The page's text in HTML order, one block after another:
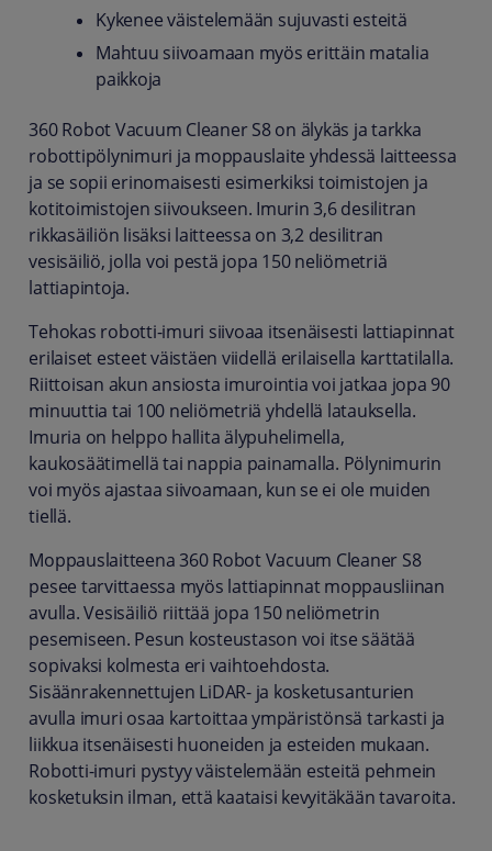
Kykenee väistelemään sujuvasti esteitä
Mahtuu siivoamaan myös erittäin matalia
paikkoja
360 Robot Vacuum Cleaner S8 on älykäs ja tarkka
robottipölynimuri ja moppauslaite yhdessä laitteessa
ja se sopii erinomaisesti esimerkiksi toimistojen ja
kotitoimistojen siivoukseen. Imurin 3,6 desilitran
rikkasäiliön lisäksi laitteessa on 3,2 desilitran
vesisäiliö, jolla voi pestä jopa 150 neliömetriä
lattiapintoja.
Tehokas robotti-imuri siivoaa itsenäisesti lattiapinnat
erilaiset esteet väistäen viidellä erilaisella karttatilalla.
Riittoisan akun ansiosta imurointia voi jatkaa jopa 90
minuuttia tai 100 neliömetriä yhdellä latauksella.
Imuria on helppo hallita älypuhelimella,
kaukosäätimellä tai nappia painamalla. Pölynimurin
voi myös ajastaa siivoamaan, kun se ei ole muiden
tiellä.
Moppauslaitteena 360 Robot Vacuum Cleaner S8
pesee tarvittaessa myös lattiapinnat moppausliinan
avulla. Vesisäiliö riittää jopa 150 neliömetrin
pesemiseen. Pesun kosteustason voi itse säätää
sopivaksi kolmesta eri vaihtoehdosta.
Sisäänrakennettujen LiDAR- ja kosketusanturien
avulla imuri osaa kartoittaa ympäristönsä tarkasti ja
liikkua itsenäisesti huoneiden ja esteiden mukaan.
Robotti-imuri pystyy väistelemään esteitä pehmein
kosketuksin ilman, että kaataisi kevyitäkään tavaroita.